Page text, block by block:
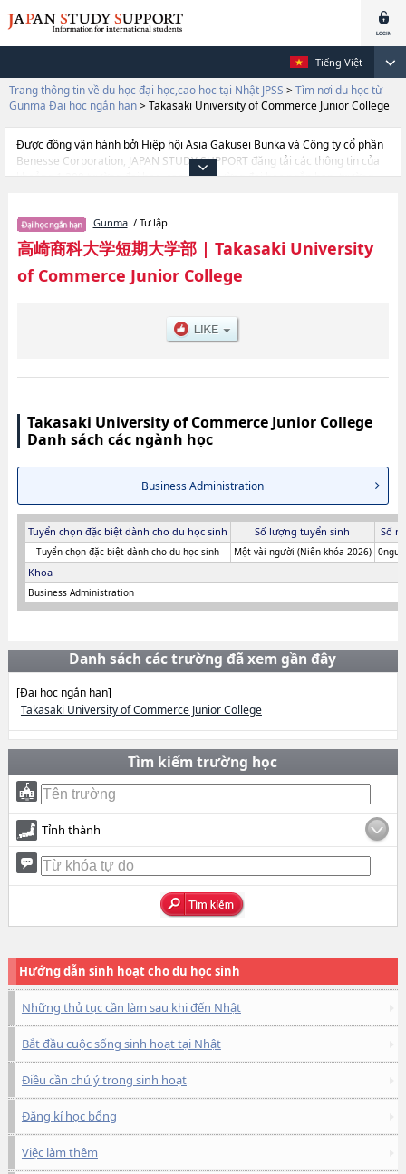
Tiếng Việt
Trang thông tin về du học đại học,cao học tại Nhật JPSS > Tìm nơi du học từ
Gunma Đại học ngắn hạn> Takasaki University of Commerce Junior College
Được đồng vận hành bởi Hiệp hội Asia Gakusei Bunka và Công ty cổ phần
Benesse Corporation, JAPAN STUDY SUPPORT đăng tải các thông tin của
khoảng 1.300 trường đại học, cao học, trường đại học ngắn hạn, trường
Junior College, và thông tin cần thiết dành cho du học sinh, như là về các
Ngành Business Administration, thông tin về từng ngành học, thông tin
liên quan đến thi tuyển như số lượng tuyển sinh, số lượng trúng tuyển, cở
sở trang thiết bị, hướng dẫn địa điểm v.v...
Gunma/ Tư lập
高崎商科大学短期大学部| Takasaki University
of Commerce Junior College
Takasaki University of Commerce Junior College
Danh sách các ngành học
Business Administration
Tuyển chọn đặc biệt dành cho du học sinh Số lượng tuyển sinh Số
Tuyển chọn đặc biệt dành cho du học sinh Một vài người (Niên khóa 2026)
Khoa
Business Administration
Danh sách các trường đã xem gần đây
[Đại học ngắn hạn]
Takasaki University of Commerce Junior College
Tìm kiếm trường học
Tỉnh thành
Hướng dẫn sinh hoạt cho du học sinh
Những thủ tục cần làm sau khi đến Nhật
Bắt đầu cuộc sống sinh hoạt tại Nhật
Điều cần chú ý trong sinh hoạt
Đăng kí học bổng
Việc làm thêm